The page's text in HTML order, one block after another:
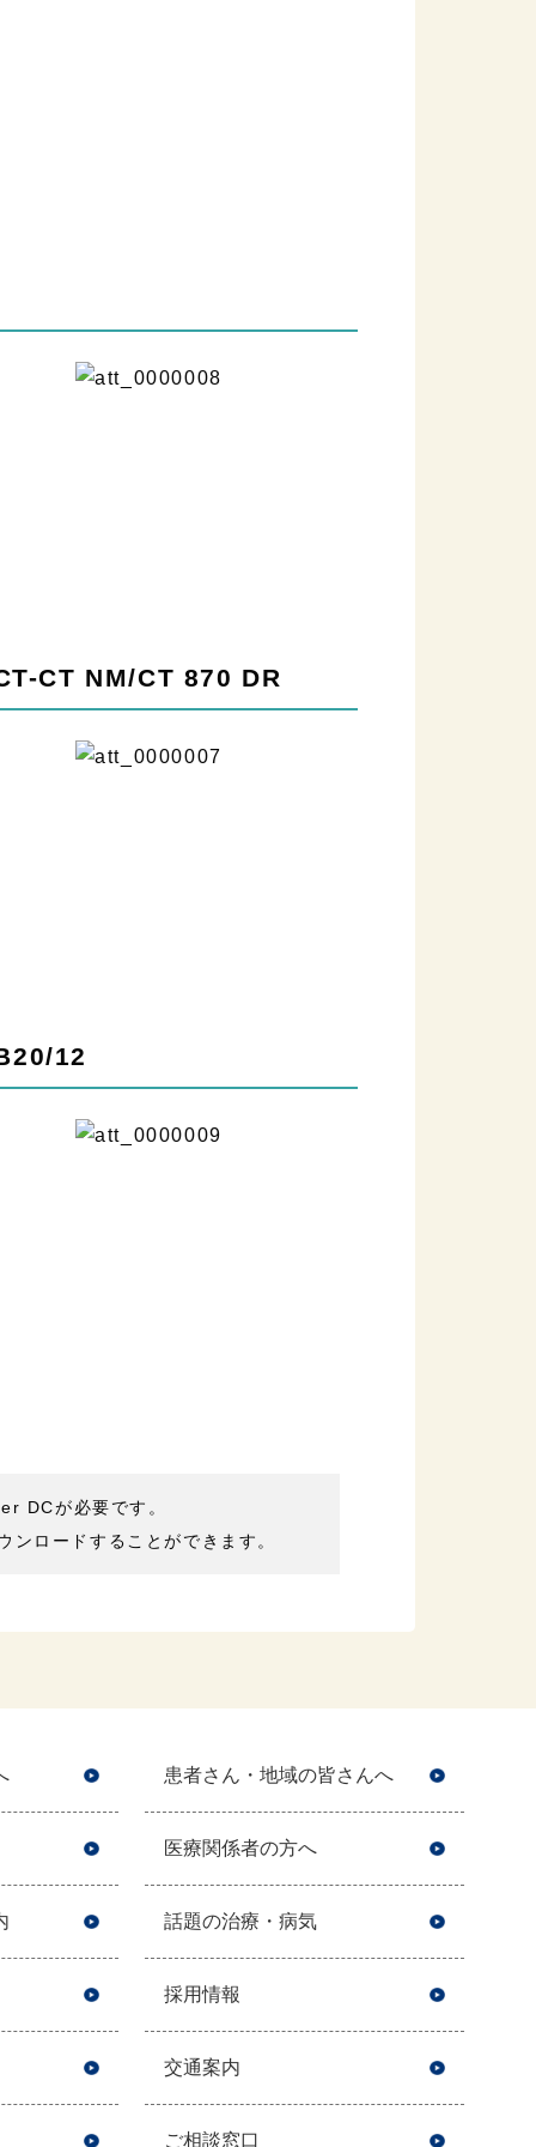
CT NM/CT 870 DR
12
DCが必要です。
ンロードすることができます。
患者さん・地域の皆さんへ
医療関係者の方へ
話題の治療・病気
採用情報
交通案内
ご相談窓口